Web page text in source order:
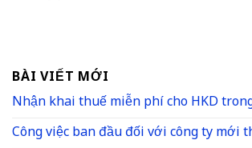
BÀI VIẾT MỚI
Nhận khai thuế miễn phí cho HKD
Công việc ban đầu đối với công ty mới